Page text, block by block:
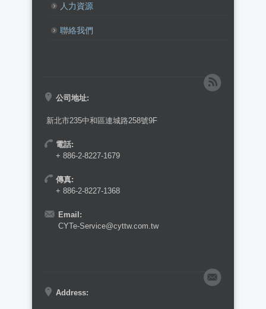
人力資源
聯絡我們
公司地址:
新北市235中和區連城路258號9F
電話:
+ 886-2-8227-1679
傳真:
+ 886-2-8227-1368
Email:
CYTe-Service@cyttw.com.tw
Address: